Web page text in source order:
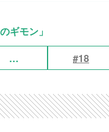
ギモン」
… #18